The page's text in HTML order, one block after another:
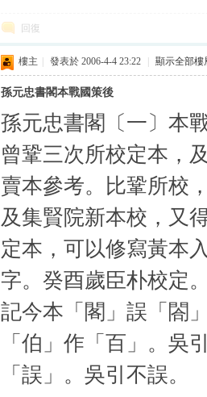
回復
樓主 發表於 2006-4-4 23:22 顯示全部樓
孫元忠書閣本戰國策後
孫元忠書閣〔一〕
曾鞏三次所校定本，
賣本參考。比鞏所校
及集賢院新本校，又
定本，可以修寫黃本
字。癸酉歲臣朴校定
記今本「閣」誤「閤
「伯」作「百」。
「誤」。吳引不誤。